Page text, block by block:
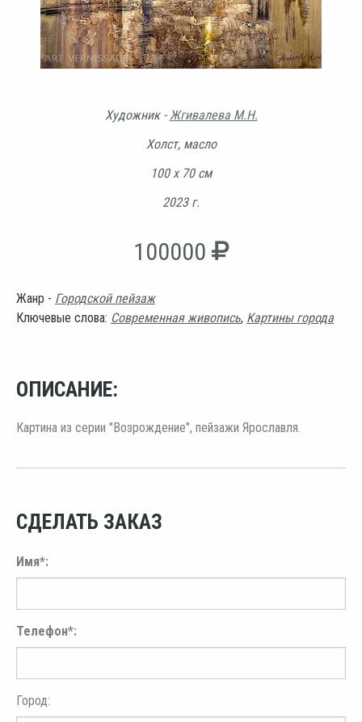
Художник -Жгивалева М.Н.
Холст, масло
100 х 70 см
2023 г.
100000
Жанр - Городской пейзаж
Ключевые слова: Современная живопись, Картины города
ОПИСАНИЕ:
Картина из серии "Возрождение", пейзажи Ярославля.
СДЕЛАТЬ ЗАКАЗ
Имя*:
Телефон*:
Город: